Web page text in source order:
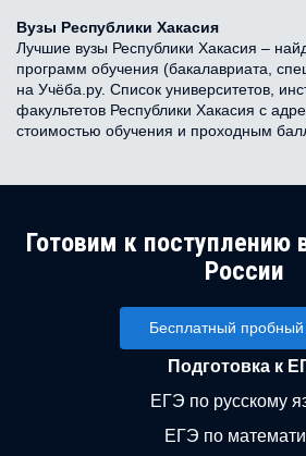
Вузы Республики Хакасия
Лучшие вузы Республики Хакасия –
программ обучения (бакалавриата,
на Учёба.ру. Список университетов,
факультетов Республики Хакасия с
стоимостью обучения и проходным
Готовим к поступлению
России
Бесплатный пробный
Подготовка к
ЕГЭ по русскому
ЕГЭ по